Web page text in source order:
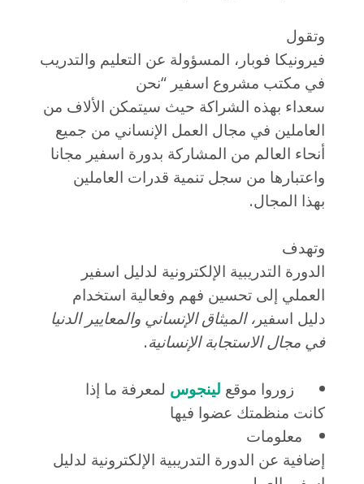
وتقول
فيرونيكا فوبار، المسؤولة عن التعليم والتدريب
في مكتب مشروع اسفير “نحن
سعداء بهذه الشراكة حيث سيتمكن الألاف من
العاملين في مجال العمل الإنساني من جميع
أنحاء العالم من المشاركة بدورة اسفير مجانا
واعتبارها من سجل تنمية قدرات العاملين
بهذا المجال.
وتهدف
الدورة التدريبية الإلكترونية لدليل اسفير
العملي إلى تحسين فهم وفعالية استخدام
دليل اسفير، الميثاق الإنساني والمعايير الدنيا
في مجال الاستجابة الإنسانية.
زوروا موقع لينجوس لمعرفة ما إذا
كانت منظمتك عضوا فيها
معلومات
إضافية عن الدورة التدريبية الإلكترونية لدليل